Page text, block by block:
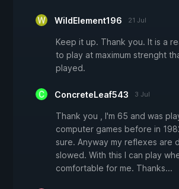
WildElement196 21 Jul
Keep it up. Thank you. It is a
to play at maximum strenght
played.
ConcreteLeaf543 3 Jul
Thank you , I'm 65 and was
computer games before in
sure. Anyway my reflexes are
slowed. With this I can play
comfortable for me. Thanks...